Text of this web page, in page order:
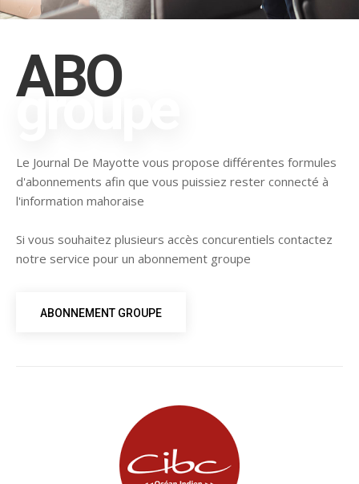
ABO
groupe
Le Journal De Mayotte vous propose différentes formules
d'abonnements afin que vous puissiez rester connecté à
l'information mahoraise
Si vous souhaitez plusieurs accès concurentiels contactez
notre service pour un abonnement groupe
ABONNEMENT GROUPE